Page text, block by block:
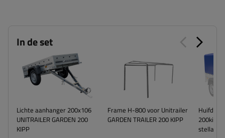
In de set
Lichte aanhanger 200x106
UNITRAILER GARDEN 200
KIPP
Frame H-800 voor Unitrailer
GARDEN TRAILER 200 KIPP
200kipp